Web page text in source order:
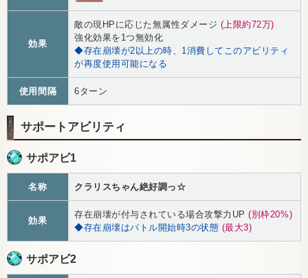
効果
敵の現HPに応じた無属性ダメージ (上限約72万)
強化効果を1つ無効化
◆存在崩壊が2以上の時、1消費してこのアビリティ
が再度使用可能になる
使用間隔 6ターン
サポートアビリティ
サポアビ1
名称 クラリスちゃん絶好調っ☆
効果
存在崩壊が付与されている場合攻撃力UP (別枠20%)
◆存在崩壊はバトル開始時3の状態 (最大3)
サポアビ2